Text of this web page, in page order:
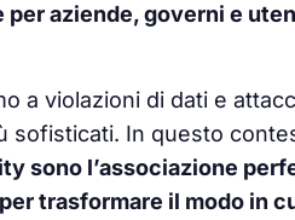
aziende, governi e
a violazioni di dati e
sofisticati. In questo
sono l’associazione
trasformare il modo in